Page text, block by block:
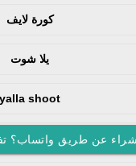
كورة لايف
يلا شوت
yalla shoot
yalla shoot
عن طريق واتساب؟